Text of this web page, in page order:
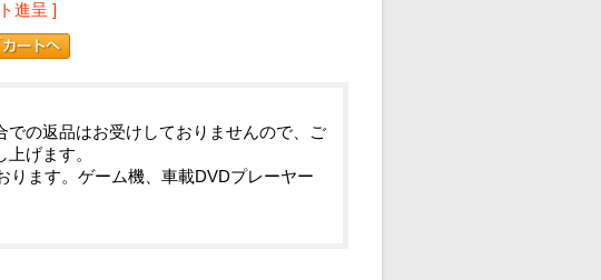
進呈 ]
の返品はお受けしておりませんので、ご
げます。
ります。ゲーム機、車載DVDプレーヤー